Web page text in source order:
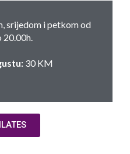
srijedom i petkom od
20.00h.
30 KM